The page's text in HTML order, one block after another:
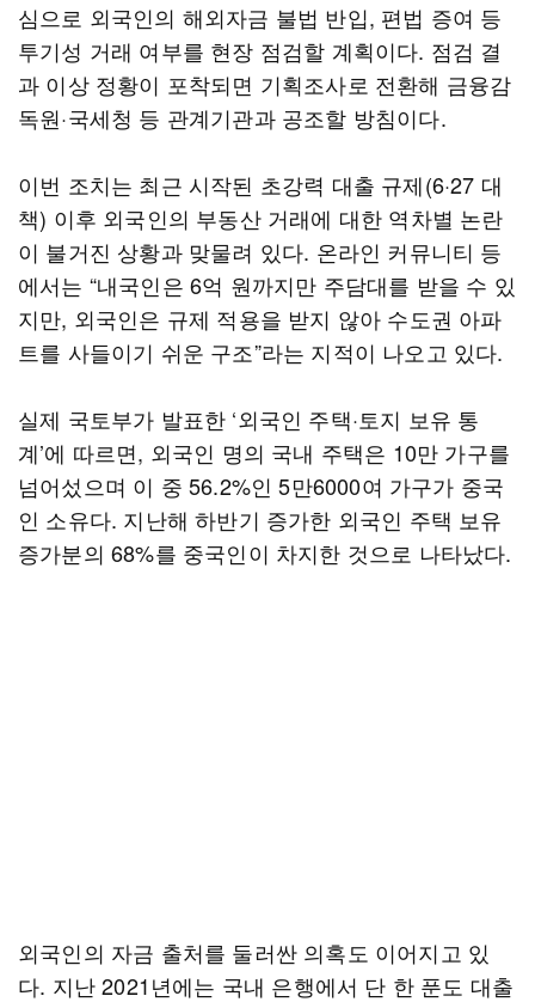
심으로 외국인의 해외자금 불법 반입, 편법 증여 등
투기성 거래 여부를 현장 점검할 계획이다. 점검 결
과 이상 정황이 포착되면 기획조사로 전환해 금융감
독원·국세청 등 관계기관과 공조할 방침이다.
이번 조치는 최근 시작된 초강력 대출 규제(6·27 대
책) 이후 외국인의 부동산 거래에 대한 역차별 논란
이 불거진 상황과 맞물려 있다. 온라인 커뮤니티 등
에서는 “내국인은 6억 원까지만 주담대를 받을 수 있
지만, 외국인은 규제 적용을 받지 않아 수도권 아파
트를 사들이기 쉬운 구조”라는 지적이 나오고 있다.
실제 국토부가 발표한 ‘외국인 주택·토지 보유 통
계’에 따르면, 외국인 명의 국내 주택은 10만 가구를
넘어섰으며 이 중 56.2%인 5만6000여 가구가 중국
인 소유다. 지난해 하반기 증가한 외국인 주택 보유
증가분의 68%를 중국인이 차지한 것으로 나타났다.
외국인의 자금 출처를 둘러싼 의혹도 이어지고 있
다. 지난 2021년에는 국내 은행에서 단 한 푼도 대출